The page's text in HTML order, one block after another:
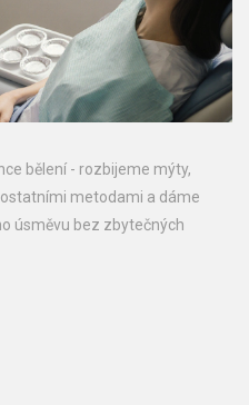
bělení - rozbijeme mýty,
metodami a dáme
úsměvu bez zbytečných